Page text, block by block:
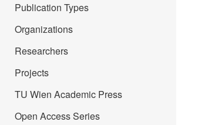
Publication Types
Organizations
Researchers
Projects
TU Wien Academic Press
Open Access Series